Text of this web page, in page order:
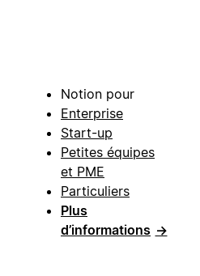
Notion pour
Enterprise
Start-up
Petites équipes
et PME
Particuliers
Plus
d’informations →